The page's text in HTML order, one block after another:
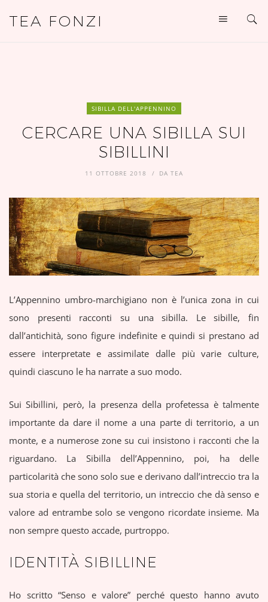
TEA FONZI
SIBILLA DELL'APPENNINO
CERCARE UNA SIBILLA SUI
SIBILLINI
11 OTTOBRE 2018 DA TEA
L’Appennino umbro-marchigiano non è l’unica zona in cui
sono presenti racconti su una sibilla. Le sibille, fin
dall’antichità, sono figure indefinite e quindi si prestano ad
essere interpretate e assimilate dalle più varie culture,
quindi ciascuno le ha narrate a suo modo.
Sui Sibillini, però, la presenza della profetessa è talmente
importante da dare il nome a una parte di territorio, a un
monte, e a numerose zone su cui insistono i racconti che la
riguardano. La Sibilla dell’Appennino, poi, ha delle
particolarità che sono solo sue e derivano dall’intreccio tra la
sua storia e quella del territorio, un intreccio che dà senso e
valore ad entrambe solo se vengono ricordate insieme. Ma
non sempre questo accade, purtroppo.
IDENTITÀ SIBILLINE
Ho scritto “Senso e valore” perché questo hanno avuto